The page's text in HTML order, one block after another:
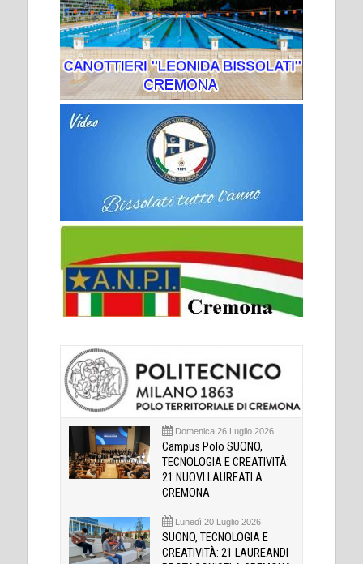
Domenica 26 Luglio 2026
Campus Polo SUONO,
TECNOLOGIA E CREATIVITÀ:
21 NUOVI LAUREATI A
CREMONA
Lunedì 20 Luglio 2026
SUONO, TECNOLOGIA E
CREATIVITÀ: 21 LAUREANDI